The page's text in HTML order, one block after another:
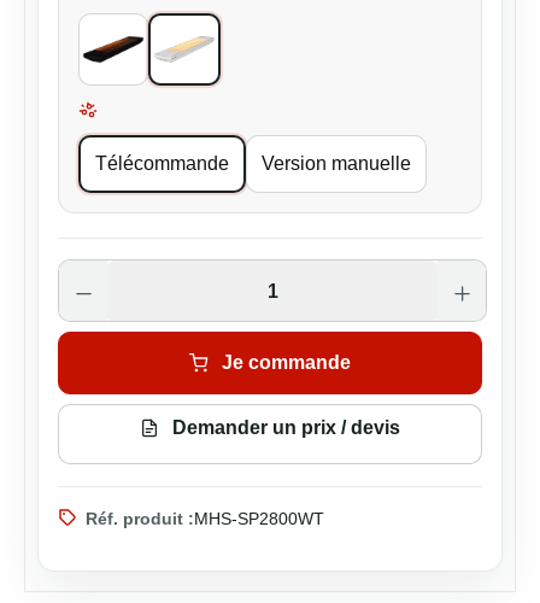
All BlackBlanc
Sélectionner la Modèles
Télécommande Version manuelle
Quantité de produit : Entrez la quantité
Je commande
Demander un prix / devis
Réf. produit :MHS-SP2800WT